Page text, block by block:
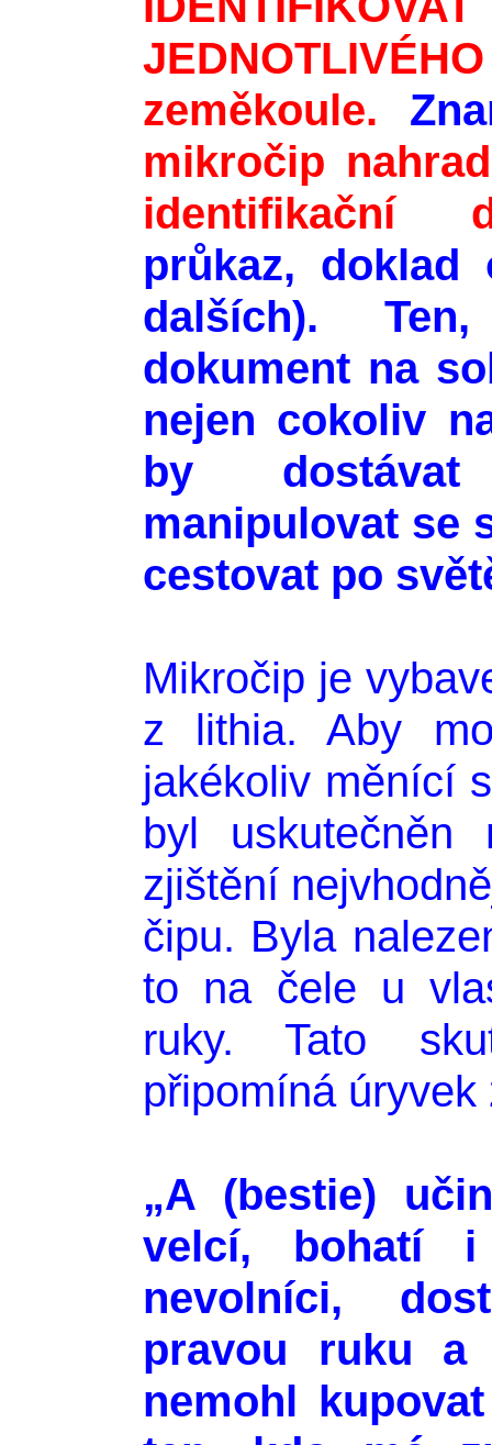
zeměkoule.
mikročip
identifikační
průkaz,
dalších).
dokument na
nejen cokoliv
by
manipulovat se
cestovat po
Mikročip je
z lithia. Aby
jakékoliv měnící
byl uskutečněn
zjištění
čipu. Byla
to na čele u
ruky. Tato
připomíná
„A (bestie)
velcí, bohatí
nevolníci,
pravou ruku
nemohl